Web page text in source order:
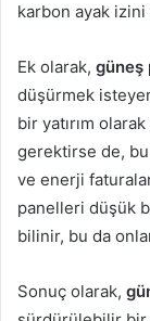
karbon ayak izini
Ek olarak, güneş
düşürmek
bir yatırım
gerektirse de,
ve enerji
panelleri düşük
bilinir, bu da
Sonuç olarak,